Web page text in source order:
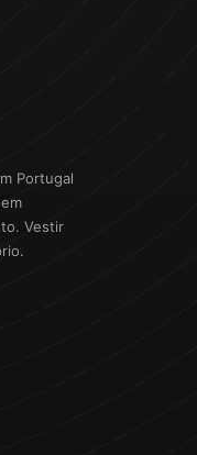
Portugal
Vestir